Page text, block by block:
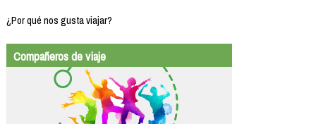
¿Por qué nos gusta viajar?
Compañeros de viaje